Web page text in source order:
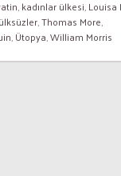
,kadınlar ülkesi,Louisa
,Thomas More,
,Ütopya,William Morris